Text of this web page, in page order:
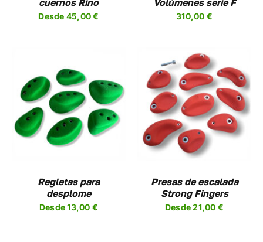
Desde 45,00€
PUEDEN
ELEGIR
PRODUCTO
310,00 €
Regletas para
desplome
Desde13,00 €
SELECCIONAR
OPCIONES
ESTE
PRODUCTO
TIENE
MÚLTIPLES
VARIANTES.
SE
ELEGIR
/
DETALLES
Presas de escalada
Strong Fingers
Desde21,00 €